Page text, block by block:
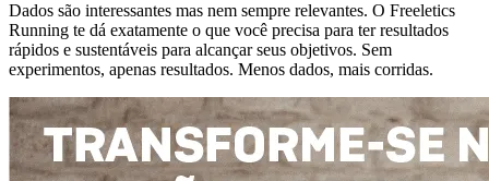
Dados são interessantes mas nem sempre relevantes. O Freeletics
Running te dá exatamente o que você precisa para ter resultados
rápidos e sustentáveis para alcançar seus objetivos. Sem
experimentos, apenas resultados. Menos dados, mais corridas.